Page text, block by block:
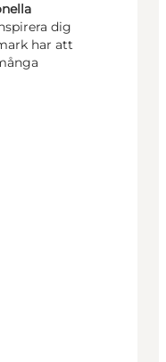
dig
har att